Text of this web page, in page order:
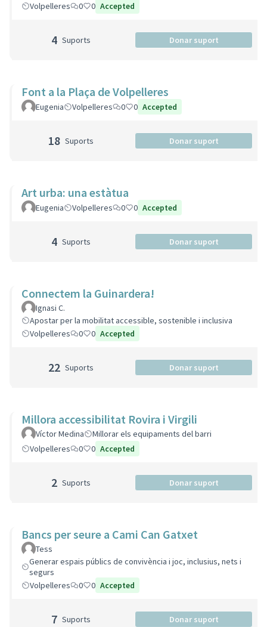
Volpelleres
0 0 Accepted
4 Suports Donar suport
Font a la Plaça de Volpelleres
Eugenia Volpelleres 0 0 Accepted
18 Suports Donar suport
Art urba: una estàtua
Eugenia Volpelleres 0 0 Accepted
4 Suports Donar suport
Connectem la Guinardera!
Ignasi C.
Apostar per la mobilitat accessible, sostenible i inclusiva
Volpelleres
0 0 Accepted
22 Suports Donar suport
Millora accessibilitat Rovira i Virgili
Víctor Medina
Millorar els equipaments del barri
Volpelleres
0 0 Accepted
2 Suports Donar suport
Bancs per seure a Cami Can Gatxet
Tess
Generar espais públics de convivència i joc, inclusius, nets i
segurs
Volpelleres
0 0 Accepted
7 Suports Donar suport